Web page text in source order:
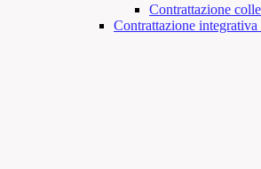
Contrattazione
Contrattazione integrativa